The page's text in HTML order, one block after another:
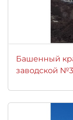
Башенный
заводской